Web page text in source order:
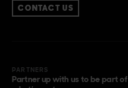
CONTACT US
PARTNERS
Partner up with us to be part of